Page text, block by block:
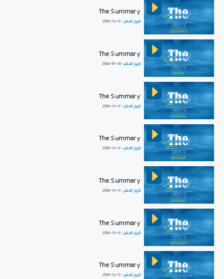
The Summary
تاريخ النشر : 2025-12-11
The Summary
تاريخ النشر :2026-05-18
The Summary
تاريخ النشر : 2025-12-11
The Summary
تاريخ النشر : 2025-12-11
The Summary
تاريخ النشر : 2025-12-11
The Summary
تاريخ النشر : 2025-12-11
The Summary
تاريخ النشر : 2025-12-11